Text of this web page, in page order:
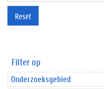
Reset
Filter op
Onderzoeksgebied